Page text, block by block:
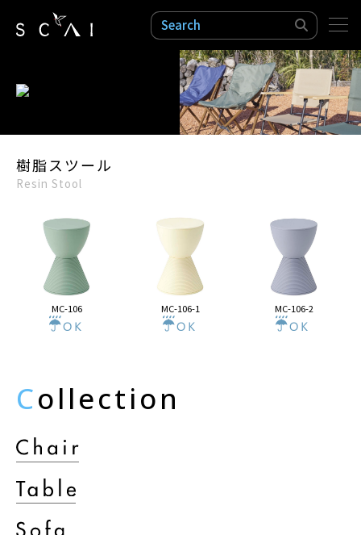
検索
樹脂スツール
Resin Stool
MC-106 MC-106-1 MC-106-2
Collection